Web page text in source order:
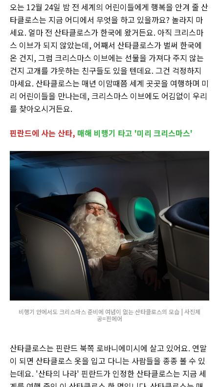
오는 12월 24일 밤 전 세계의 어린이들에게 행복을 안겨 줄 산
타클로스는 지금 어디에서 무엇을 하고 있을까요? 놀라지 마
세요. 얼마 전 산타클로스가 한국에 왔거든요. 아직 크리스마
스 이브가 되지 않았는데, 어째서 산타클로스가 벌써 한국에
온 건지, 그럼 크리스마스 이브에는 선물을 가져다 주지 않는
건지 고개를 갸웃하는 친구들도 있을 텐데요. 그건 걱정하지
마세요. 산타클로스는 매년 이맘때쯤 세계 곳곳을 여행하며 미
리 어린이들을 만나는데, 크리스마스 이브에도 어김없이 우리
를 찾아오시거든요.
핀란드에 사는 산타, 매해 비행기 타고 '미리 크리스마스'
비행기 안에서도 크리스마스 준비에 여념이 없는 산타클로스의 모습 | 사진제
공=핀에어
산타클로스는 핀란드 북쪽 로바니에미시에 살고 있어요. 연말
이 되면 산타클로스 옷을 입고 다니는 사람들을 종종 볼 수 있
는데요. '산타의 나라' 핀란드가 인정한 산타클로스는 지금 세